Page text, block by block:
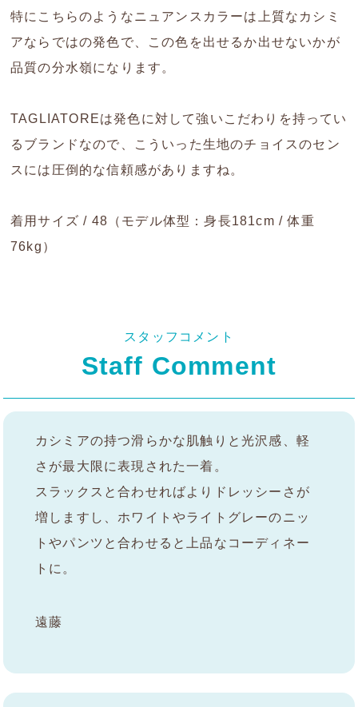
特にこちらのようなニュアンスカラーは上質なカシミ
アならではの発色で、この色を出せるか出せないかが
品質の分水嶺になります。
TAGLIATOREは発色に対して強いこだわりを持ってい
るブランドなので、こういった生地のチョイスのセン
スには圧倒的な信頼感がありますね。
着用サイズ / 48（モデル体型：身長181cm / 体重
76kg）
スタッフコメント
Staff Comment
カシミアの持つ滑らかな肌触りと光沢感、軽
さが最大限に表現された一着。
スラックスと合わせればよりドレッシーさが
増しますし、ホワイトやライトグレーのニッ
トやパンツと合わせると上品なコーディネー
トに。
遠藤